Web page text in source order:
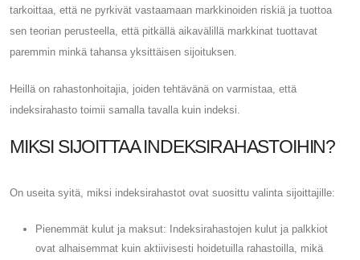
tarkoittaa, että ne pyrkivät vastaamaan markkinoiden riskiä ja tuottoa
sen teorian perusteella, että pitkällä aikavälillä markkinat tuottavat
paremmin minkä tahansa yksittäisen sijoituksen.
Heillä on rahastonhoitajia, joiden tehtävänä on varmistaa, että
indeksirahasto toimii samalla tavalla kuin indeksi.
MIKSI SIJOITTAA INDEKSIRAHASTOIHIN?
On useita syitä, miksi indeksirahastot ovat suosittu valinta sijoittajille:
Pienemmät kulut ja maksut: Indeksirahastojen kulut ja palkkiot
ovat alhaisemmat kuin aktiivisesti hoidetuilla rahastoilla, mikä